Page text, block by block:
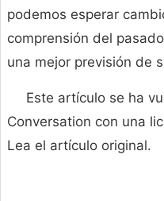
podemos esperar
comprensión del
una mejor previsión de
Este artículo se ha
Conversation con una
Lea el artículo original.